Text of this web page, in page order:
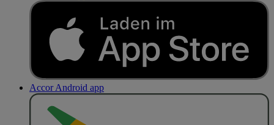
Accor Android app